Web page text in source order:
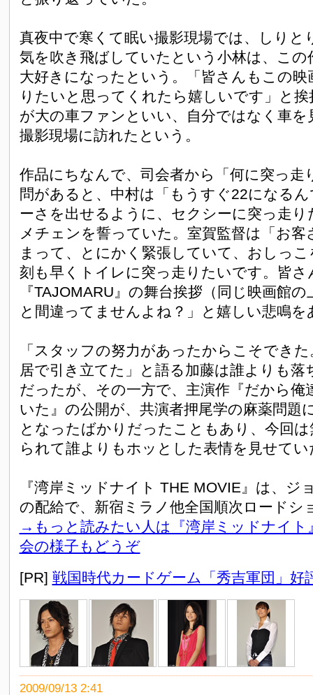
真夜中で寒くて眠い撮影現場では、しりと
気を吹き飛ばしていたという小林は、この
大好きになったという。「皆さんもこの映
りたいと思ってくれたら嬉しいです」と
が大の車ファンといい、自分ではなく車を
撮影現場に訪れたという。
作品にちなんで、司会者から「何に突っ走
問があると、中村は「もうすぐ22になる
ーさを出せるように、セクシーに突っ走り
メチェンを誓っていた。室賀監督は「お
まって、とにかく緊張していて、おしっ
刻も早くトイレに突っ走りたいです。皆さ
『TAJOMARU』の舞台挨拶（同じ映画館
と間違ってませんよね？」と嬉しい悲鳴を
「スタッフの努力があったからこそでき
居で引き立てた」と語る加藤は誰よりも落
だったが、その一方で、主演作『だから俺
いた』の公開が、共演者押尾学の麻薬問題
となったばかりだったこともあり、今回
られて誰よりもホッとした表情を見せてい
『湾岸ミッドナイト THE MOVIE』は、ジ
の配給で、新宿ミラノ他全国順次ロードシ
→もっと読みたい人は『湾岸ミッドナイト
会の様子もどうぞ
[PR] 戦国時代カードゲーム「秀吉軍団」好
2009/09/13 2:41